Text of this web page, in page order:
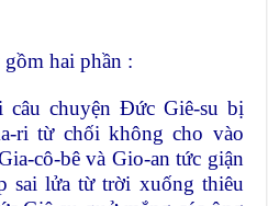
hai phần :
câu chuyện Đức Giê-su bị
ri từ chối không cho vào
cô-bê và Gio-an tức giận
sai lửa từ trời xuống thiêu